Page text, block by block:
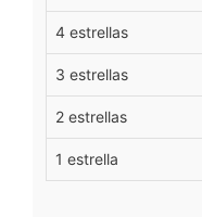
4 estrellas
3 estrellas
2 estrellas
1 estrella